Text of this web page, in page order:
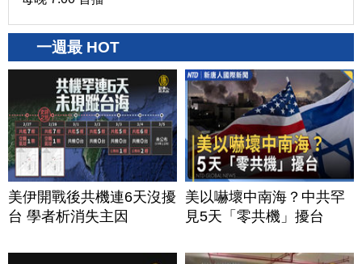
一週最 HOT
美伊開戰後共機連6天沒擾
台 學者析消失主因
美以嚇壞中南海？中共罕
見5天「零共機」擾台